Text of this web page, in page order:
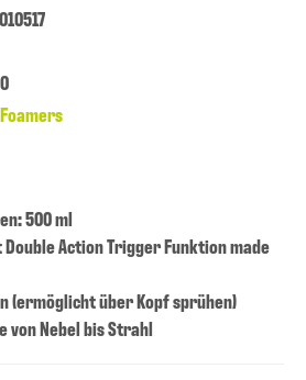
500 ml
Action Trigger Funktion made
(ermöglicht über Kopf sprühen)
von Nebel bis Strahl